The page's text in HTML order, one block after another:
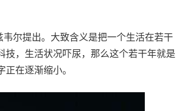
尔提出。大致含义是把一个生活在若干
，生活状况吓尿，那么这个若干年就是
在逐渐缩小。